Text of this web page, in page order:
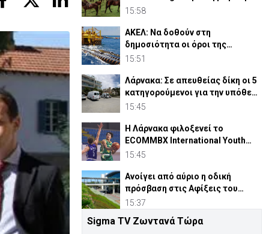
της αγάπη, τα άλογα
15:58
ΑΚΕΛ: Να δοθούν στη
δημοσιότητα οι όροι της
συμφωνίας με τη Meridiam
15:51
Λάρνακα: Σε απευθείας δίκη οι 5
κατηγορούμενοι για την υπόθεση
τρομοκρατίας
15:45
Η Λάρνακα φιλοξενεί το
ECOMMBX International Youth
Basketball Tournament Vol.2
15:45
Ανοίγει από αύριο η οδική
πρόσβαση στις Αφίξεις του
Αεροδρομίου Λάρνακας
15:37
ΑΚΕΛ για Κεντρικές Φυλακές:
Sigma TV Ζωντανά Τώρα